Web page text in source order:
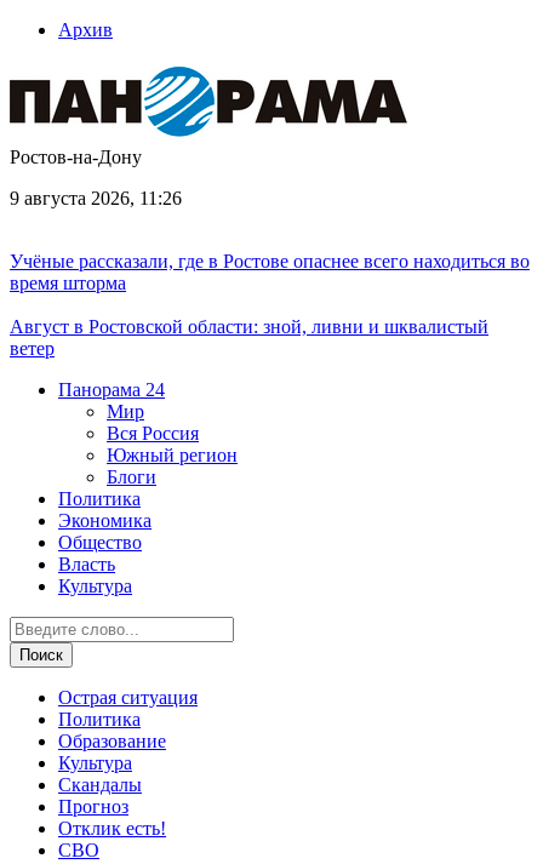
Архив
Ростов-на-Дону
9 августа 2026, 11:26
Учёные рассказали, где в Ростове опаснее всего находиться во
время шторма
Август в Ростовской области: зной, ливни и шквалистый
ветер
Панорама 24
Мир
Вся Россия
Южный регион
Блоги
Политика
Экономика
Общество
Власть
Культура
Острая ситуация
Политика
Образование
Культура
Скандалы
Прогноз
Отклик есть!
СВО